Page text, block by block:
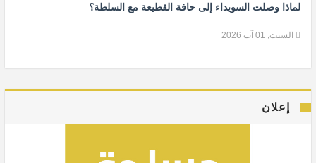
لماذا وصلت السويداء إلى حافة القطيعة مع السلطة؟
السبت, 01 آب 2026
إعلان